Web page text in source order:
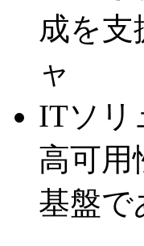
成を
ャ
ITソリ
高可用
基盤で